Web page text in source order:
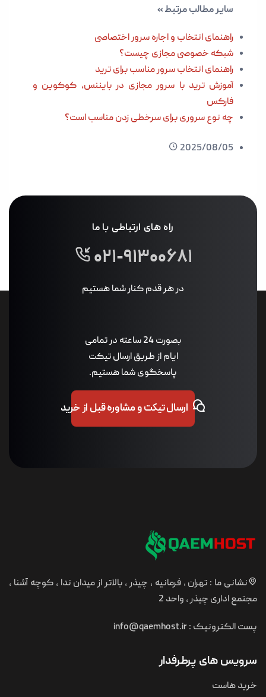
سایر مطالب مرتبط »
راهنمای انتخاب و اجاره سرور اختصاصی
شبکه خصوصی مجازی چیست؟
راهنمای انتخاب سرور مناسب برای ترید
آموزش ترید با سرور مجازی در بایننس، کوکوین و
فارکس
چه نوع سروری برای سرخطی زدن مناسب است؟
2025/08/05
راه های ارتباطی با ما
۰۲۱-۹۱۳۰۰۶۸۱
در هر قدم کنار شما هستیم
بصورت 24 ساعته در تمامی
ایام از طریق ارسال تیکت
پاسخگوی شما هستیم.
ارسال تیکت و مشاوره قبل از خرید
نشانی ما : تهران ، فرمانیه ، چیذر ، بالاتر از میدان ندا ، کوچه آشنا ،
مجتمع اداری چیذر ، واحد 2
پست الکترونیک :info@qaemhost.ir
سرویس های پرطرفدار
خرید هاست